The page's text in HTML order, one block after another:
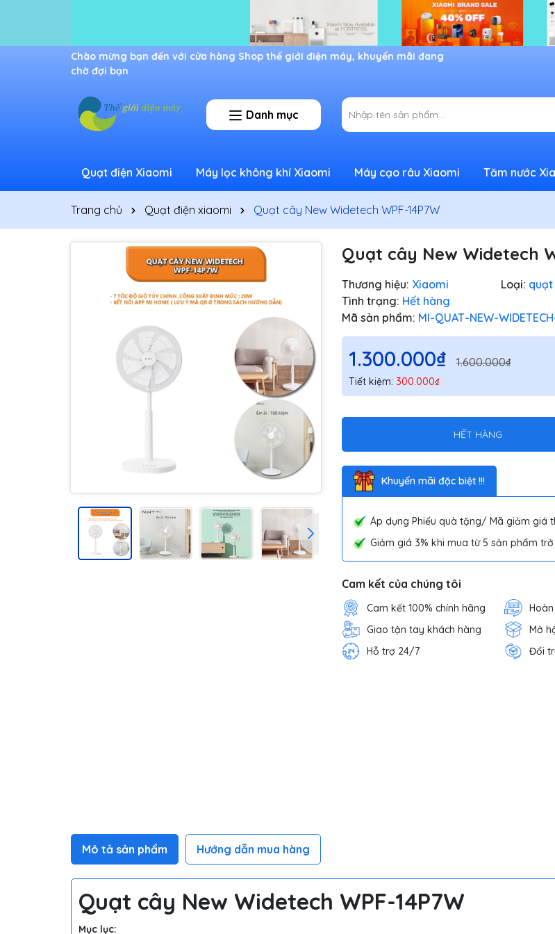
Ưu đãi lớn dành cho thành viên mới
Danh mục
Quạt điện Xiaomi Máy lọc không khí Xiaomi Máy cạo râu Xiaomi Tăm nước
Trang chủ Quạt điện xiaomi Quạt cây New Widetech WPF-14P7W
Quạt cây New Widetech
Thương hiệu: Xiaomi Loại:
Tình trạng: Hết hàng
Mã sản phẩm: MI-QUAT-NEW-
1.300.000₫ 1.600.000₫
Tiết kiệm: 300.000₫
HẾT HÀNG
Khuyến mãi đặc biệt !!!
Áp dụng Phiếu quà tặng/ Mã giảm giá
Giảm giá 3% khi mua từ 5 sản phẩm trở
Cam kết của chúng tôi
Cam kết 100% chính hãng
Hoàn
Giao tận tay khách hàng
Mở
Hỗ trợ 24/7
Đổi
Mô tả sản phẩm Hướng dẫn mua hàng
Quạt cây New Widetech WPF-14P7W
Mục lục: